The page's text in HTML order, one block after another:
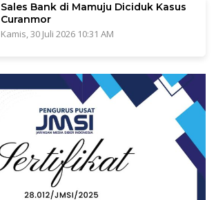
Sales Bank di Mamuju Diciduk Kasus
Curanmor
Kamis, 30 Juli 2026 10:31 AM